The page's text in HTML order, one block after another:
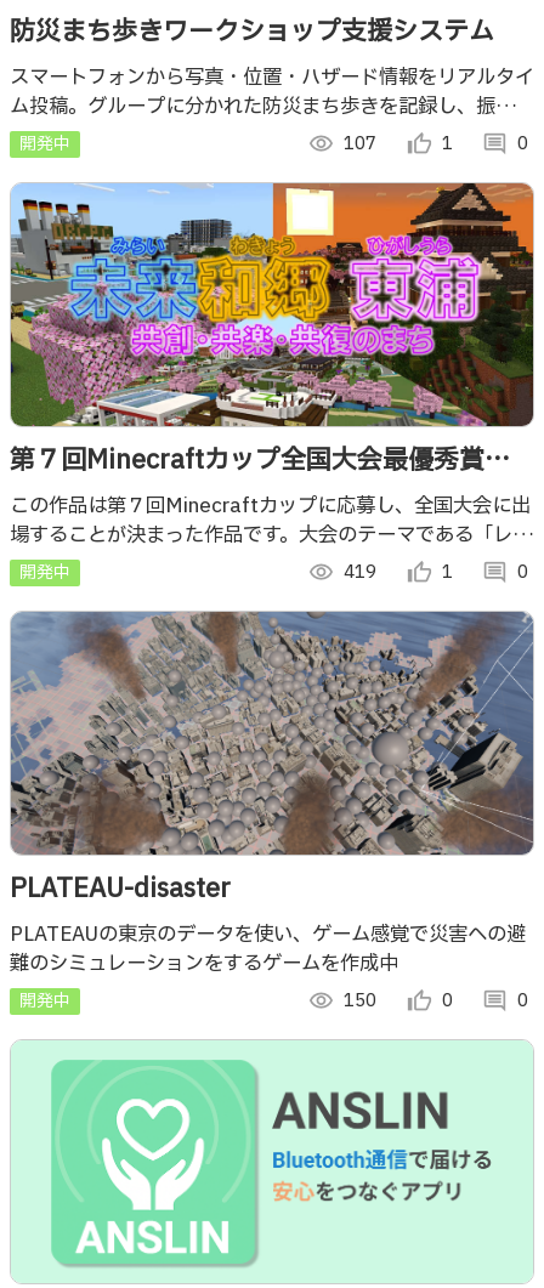
防災まち歩きワークショップ支援システム
スマートフォンから写真・位置・ハザード情報をリアルタイ
ム投稿。グループに分かれた防災まち歩きを記録し、振り返
りセッションで全投稿を地図上に一覧表示するウェブアプリ
開発中 visibility 107 thumb_up_alt 1 comment 0
第７回Minecraftカップ全国大会最優秀賞作
品（未来和郷東浦）
この作品は第７回Minecraftカップに応募し、全国大会に出
場することが決まった作品です。大会のテーマである「レジ
リエンスを備えたまちづくり」にそって教育版マインクラフ
トを活用してつくったまちです！
開発中 visibility 419 thumb_up_alt 1 comment 0
PLATEAU-disaster
PLATEAUの東京のデータを使い、ゲーム感覚で災害への避
難のシミュレーションをするゲームを作成中
開発中 visibility 150 thumb_up_alt 0 comment 0